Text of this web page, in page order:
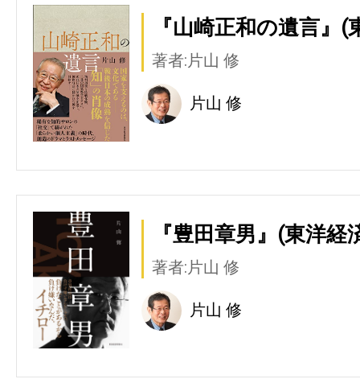
『山崎正和の遺言』
著者:片山 修
片山 修
『豊田章男』(東洋経
著者:片山 修
片山 修